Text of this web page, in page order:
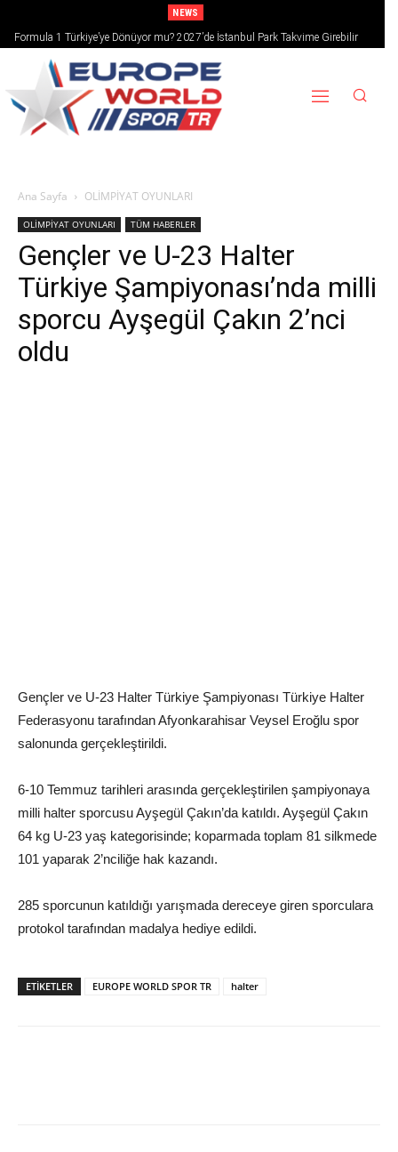
NEWS
Formula 1 Türkiye’ye Dönüyor mu? 2027’de İstanbul Park Takvime Girebilir
Ana Sayfa OLİMPİYAT OYUNLARI
OLİMPİYAT OYUNLARI TÜM HABERLER
Gençler ve U-23 Halter
Türkiye Şampiyonası’nda milli
sporcu Ayşegül Çakın 2’nci
oldu
Gençler ve U-23 Halter Türkiye Şampiyonası Türkiye Halter
Federasyonu tarafından Afyonkarahisar Veysel Eroğlu spor
salonunda gerçekleştirildi.
6-10 Temmuz tarihleri arasında gerçekleştirilen şampiyonaya
milli halter sporcusu Ayşegül Çakın’da katıldı. Ayşegül Çakın
64 kg U-23 yaş kategorisinde; koparmada toplam 81 silkmede
101 yaparak 2’nciliğe hak kazandı.
285 sporcunun katıldığı yarışmada dereceye giren sporculara
protokol tarafından madalya hediye edildi.
ETIKETLER EUROPE WORLD SPOR TR halter